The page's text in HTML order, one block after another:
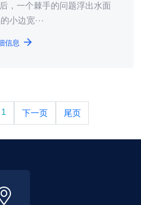
，一个棘手的问题浮出水面
边宽···
信息
1 下一页 尾页